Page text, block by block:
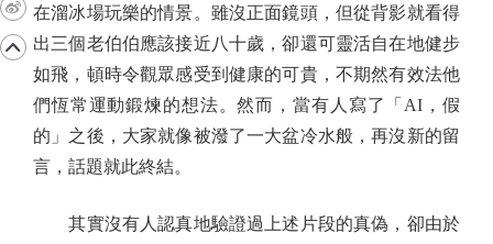
在溜冰場玩樂的情景。雖沒正面鏡頭，但從背影就看得
出三個老伯伯應該接近八十歲，卻還可靈活自在地健步
如飛，頓時令觀眾感受到健康的可貴，不期然有效法他
們恆常運動鍛煉的想法。然而，當有人寫了「AI，假
的」之後，大家就像被潑了一大盆冷水般，再沒新的留
言，話題就此終結。
其實沒有人認真地驗證過上述片段的真偽，卻由於